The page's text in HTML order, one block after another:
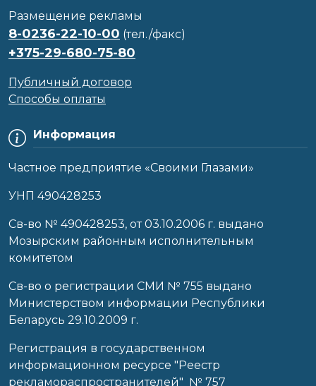
Информация
Частное предприятие «Своими Глазами»
УНП 490428253
Cв-во № 490428253, от 03.10.2006 г. выдано
Мозырским районным исполнительным
комитетом
Св-во о регистрации СМИ № 755 выдано
Министерством информации Республики
Беларусь 29.10.2009 г.
Регистрация в государственном
информационном ресурсе "Реестр
рекламораспространителей" № 757
Размещение рекламы
8-0236-22-10-00 (тел./факс)
+375-29-680-75-80
Публичный договор
Способы оплаты